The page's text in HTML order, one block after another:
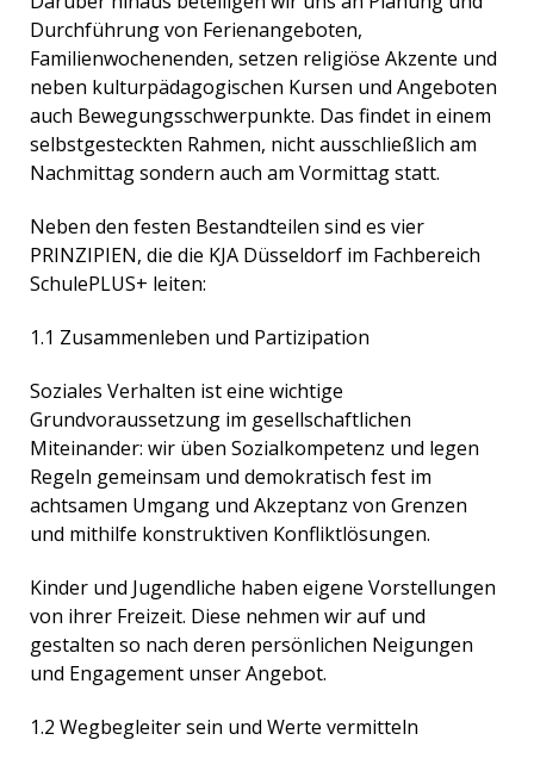
Durchführung von Ferienangeboten,
Familienwochenenden, setzen religiöse Akzente und
neben kulturpädagogischen Kursen und Angeboten
auch Bewegungsschwerpunkte. Das findet in einem
selbstgesteckten Rahmen, nicht ausschließlich am
Nachmittag sondern auch am Vormittag statt.
Neben den festen Bestandteilen sind es vier
PRINZIPIEN, die die KJA Düsseldorf im Fachbereich
SchulePLUS+ leiten:
1.1 Zusammenleben und Partizipation
Soziales Verhalten ist eine wichtige
Grundvoraussetzung im gesellschaftlichen
Miteinander: wir üben Sozialkompetenz und legen
Regeln gemeinsam und demokratisch fest im
achtsamen Umgang und Akzeptanz von Grenzen
und mithilfe konstruktiven Konfliktlösungen.
Kinder und Jugendliche haben eigene Vorstellungen
von ihrer Freizeit. Diese nehmen wir auf und
gestalten so nach deren persönlichen Neigungen
und Engagement unser Angebot.
1.2 Wegbegleiter sein und Werte vermitteln